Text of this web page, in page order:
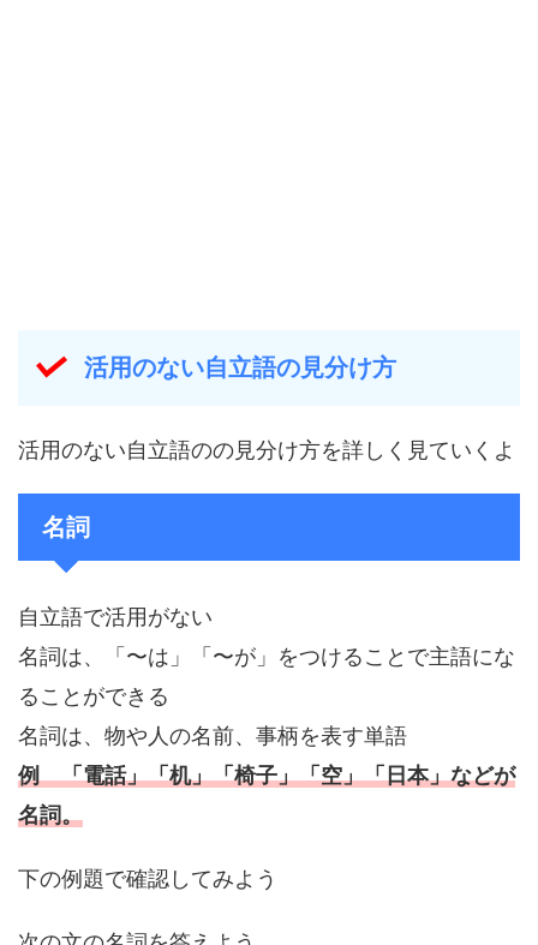
活用のない自立語の見分け方
活用のない自立語のの見分け方を詳しく見ていくよ
名詞
自立語で活用がない
名詞は、「〜は」「〜が」をつけることで主語にな
ることができる
名詞は、物や人の名前、事柄を表す単語
例 「電話」「机」「椅子」「空」「日本」などが
名詞。
下の例題で確認してみよう